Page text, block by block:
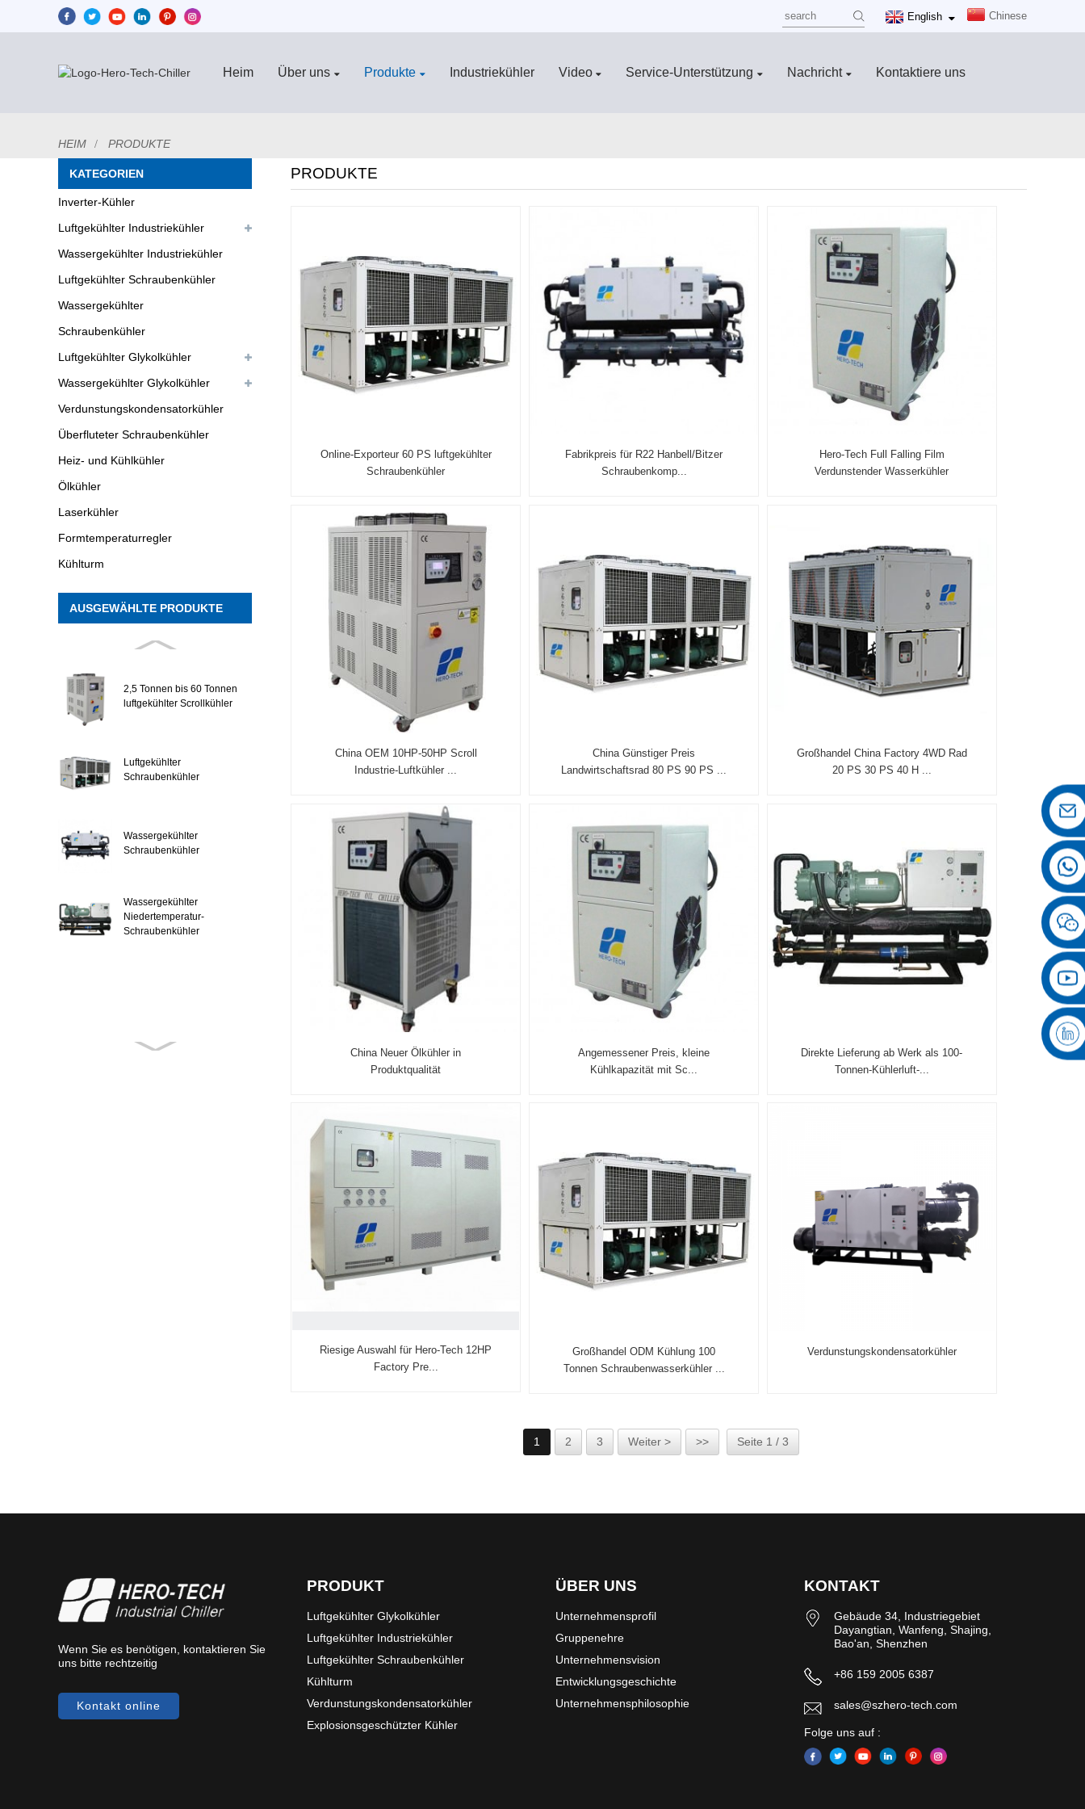
English Chinese
Heim Über uns Produkte Industriekühler Video Service-Unterstützung Nachricht Kontaktiere uns
HEIM PRODUKTE
KATEGORIEN
Inverter-Kühler
Luftgekühlter Industriekühler
Wassergekühlter Industriekühler
Luftgekühlter Schraubenkühler
Wassergekühlter
Schraubenkühler
Luftgekühlter Glykolkühler
Wassergekühlter Glykolkühler
Verdunstungskondensatorkühler
Überfluteter Schraubenkühler
Heiz- und Kühlkühler
Ölkühler
Laserkühler
Formtemperaturregler
Kühlturm
AUSGEWÄHLTE PRODUKTE
2,5 Tonnen bis 60 Tonnen
luftgekühlter Scrollkühler
Luftgekühlter
Schraubenkühler
Wassergekühlter
Schraubenkühler
Wassergekühlter
Niedertemperatur-
Schraubenkühler
PRODUKTE
Online-Exporteur 60 PS luftgekühlter
Schraubenkühler
Fabrikpreis für R22 Hanbell/Bitzer
Schraubenkomp...
Hero-Tech Full Falling Film
Verdunstender Wasserkühler
China OEM 10HP-50HP Scroll
Industrie-Luftkühler ...
China Günstiger Preis
Landwirtschaftsrad 80 PS 90 PS ...
Großhandel China Factory 4WD Rad
20 PS 30 PS 40 H ...
China Neuer Ölkühler in
Produktqualität
Angemessener Preis, kleine
Kühlkapazität mit Sc...
Direkte Lieferung ab Werk als 100-
Tonnen-Kühlerluft-...
Riesige Auswahl für Hero-Tech 12HP
Factory Pre...
Großhandel ODM Kühlung 100
Tonnen Schraubenwasserkühler ...
Verdunstungskondensatorkühler
1 2 3 Weiter > >> Seite 1 / 3
Wenn Sie es benötigen, kontaktieren Sie
uns bitte rechtzeitig
Kontakt online
PRODUKT
Luftgekühlter Glykolkühler
Luftgekühlter Industriekühler
Luftgekühlter Schraubenkühler
Kühlturm
Verdunstungskondensatorkühler
Explosionsgeschützter Kühler
ÜBER UNS
Unternehmensprofil
Gruppenehre
Unternehmensvision
Entwicklungsgeschichte
Unternehmensphilosophie
KONTAKT
Gebäude 34, Industriegebiet
Dayangtian, Wanfeng, Shajing,
Bao'an, Shenzhen
+86 159 2005 6387
sales@szhero-tech.com
Folge uns auf :